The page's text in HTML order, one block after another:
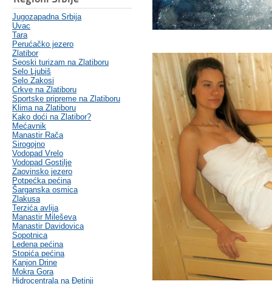
Jugozapadna Srbija
Uvac
Tara
Perućačko jezero
Zlatibor
Seoski turizam na Zlatiboru
Selo Ljubiš
Selo Zakosi
Crkve na Zlatiboru
Sportske pripreme na Zlatiboru
Klima na Zlatiboru
Kako doći na Zlatibor?
Mećavnik
Manastir Rača
Sirogojno
Vodopad Vrelo
Vodopad Gostilje
Zaovinsko jezero
Potpećka pećina
Šarganska osmica
Zlakusa
Terzića avlija
Manastir Mileševa
Manastir Davidovica
Sopotnica
Ledena pećina
Stopića pećina
Kanjon Drine
Mokra Gora
Hidrocentrala na Đetinji